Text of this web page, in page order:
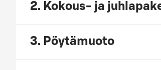
2. Kokous- ja
3. Pöytämuoto